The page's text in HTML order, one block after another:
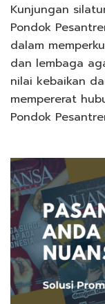
Kunjungan
Pondok
dalam
dan lembaga
nilai kebaikan
mempererat
Pondok